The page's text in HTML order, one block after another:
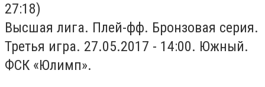
27:18)
Высшая лига. Плей-фф. Бронзовая серия.
Третья игра. 27.05.2017 - 14:00. Южный.
ФСК «Юлимп».